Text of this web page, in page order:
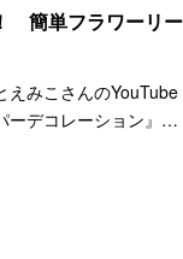
簡単フラワーリー
えみこさんのYouTube
ーデコレーション』。
たたかさをテーマに
切り絵などが紹介さ